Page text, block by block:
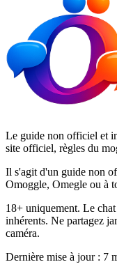
Le guide non officiel et
site officiel, règles du
Il s'agit d'un guide non
Omoggle, Omegle ou à
18+ uniquement. Le
inhérents. Ne partagez
caméra.
Dernière mise à jour : 7